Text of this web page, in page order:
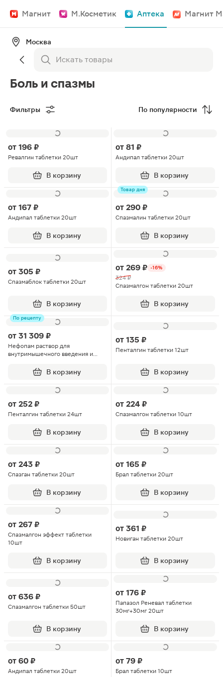
Магнит М.Косметик Аптека Магнит
Москва
Боль и спазмы
Фильтры По популярности
от 196 ₽
Ревалгин таблетки 20шт
В корзину
от 81 ₽
Андипал таблетки 20шт
В корзину
от 167 ₽
Андипал таблетки 20шт
В корзину
Товар дня
от 290 ₽
Спазмалин таблетки 20шт
В корзину
от 305 ₽
Спазмаблок таблетки 20шт
В корзину
от 269 ₽ -16%
324 ₽
Спазмалгон таблетки 20шт
В корзину
По рецепту
от 31 309 ₽
Нефопам раствор для
внутримышечного введения и
2мл 100шт
В корзину
от 135 ₽
Пенталгин таблетки 12шт
В корзину
от 252 ₽
Пенталгин таблетки 24шт
В корзину
от 224 ₽
Спазмалгон таблетки 10шт
В корзину
от 243 ₽
Спазган таблетки 20шт
В корзину
от 165 ₽
Брал таблетки 20шт
В корзину
от 267 ₽
Спазмалгон эффект таблетки
10шт
В корзину
от 361 ₽
Новиган таблетки 20шт
В корзину
от 636 ₽
Спазмалгон таблетки 50шт
В корзину
от 176 ₽
Папазол Реневал таблетки
30мг+30мг 20шт
В корзину
от 60 ₽
Андипал таблетки 20шт
от 79 ₽
Брал таблетки 10шт